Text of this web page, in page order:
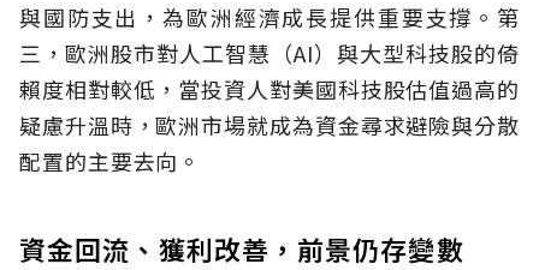
與國防支出，為歐洲經濟成長提供重要支撐。第
三，歐洲股市對人工智慧（AI）與大型科技股的倚
賴度相對較低，當投資人對美國科技股估值過高的
疑慮升溫時，歐洲市場就成為資金尋求避險與分散
配置的主要去向。
資金回流、獲利改善，前景仍存變數